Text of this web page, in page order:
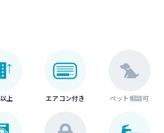
上 エアコン付き ペット相談可